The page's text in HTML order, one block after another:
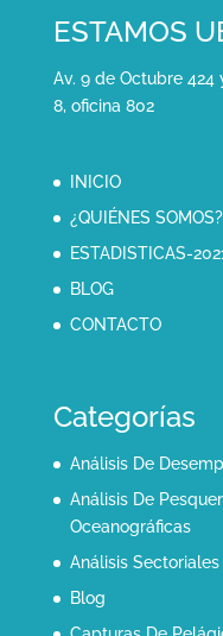
ESTAMOS
Av. 9 de Octubre 424
8, oficina 802
INICIO
¿QUIÉNES SOMOS?
ESTADISTICAS-
BLOG
CONTACTO
Categorías
Análisis De
Análisis De
Oceanográficas
Análisis Sectoriales
Blog